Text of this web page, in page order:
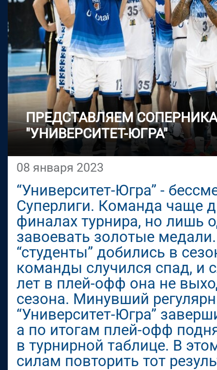
ПРЕДСТАВЛЯЕМ
"УНИВЕРСИТЕТ-ЮГРА"
08 января 2023
“Университет-Югра” -
Суперлиги. Команда чаще
финалах турнира, но лишь
завоевать золотые
“студенты” добились в
команды случился спад, и
лет в плей-офф она не
сезона. Минувший
“Университет-Югра”
а по итогам плей-офф
в турнирной таблице. В
силам повторить тот